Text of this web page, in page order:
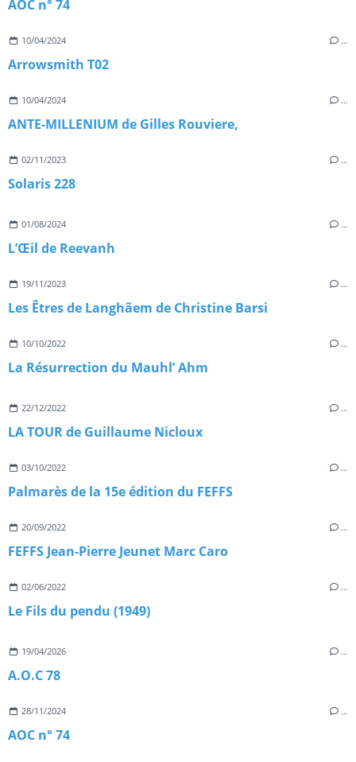
AOC n° 74
10/04/2024 …
Arrowsmith T02
10/04/2024 …
ANTE-MILLENIUM de Gilles Rouviere,
02/11/2023 …
Solaris 228
01/08/2024 …
L’Œil de Reevanh
19/11/2023 …
Les Êtres de Langhãem de Christine Barsi
10/10/2022 …
La Résurrection du Mauhl’ Ahm
22/12/2022 …
LA TOUR de Guillaume Nicloux
03/10/2022 …
Palmarès de la 15e édition du FEFFS
20/09/2022 …
FEFFS Jean-Pierre Jeunet Marc Caro
02/06/2022 …
Le Fils du pendu (1949)
19/04/2026 …
A.O.C 78
28/11/2024 …
AOC n° 74